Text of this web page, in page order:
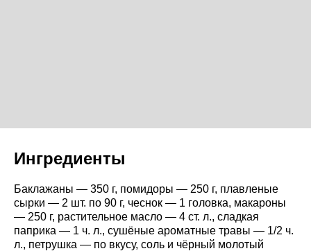
Ингредиенты
Баклажаны — 350 г, помидоры — 250 г, плавленые
сырки — 2 шт. по 90 г, чеснок — 1 головка, макароны
— 250 г, растительное масло — 4 ст. л., сладкая
паприка — 1 ч. л., сушёные ароматные травы — 1/2 ч.
л., петрушка — по вкусу, соль и чёрный молотый